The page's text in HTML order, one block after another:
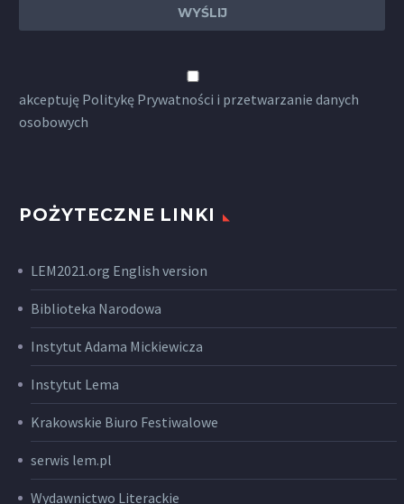
akceptuję Politykę Prywatności i przetwarzanie danych
osobowych
POŻYTECZNE LINKI
LEM2021.org English version
Biblioteka Narodowa
Instytut Adama Mickiewicza
Instytut Lema
Krakowskie Biuro Festiwalowe
serwis lem.pl
Wydawnictwo Literackie